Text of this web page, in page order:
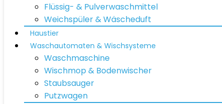
Flüssig- & Pulverwaschmittel
Weichspüler & Wäscheduft
Haustier
Waschautomaten & Wischsysteme
Waschmaschine
Wischmop & Bodenwischer
Staubsauger
Putzwagen